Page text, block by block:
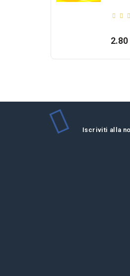
2.80
Iscriviti alla